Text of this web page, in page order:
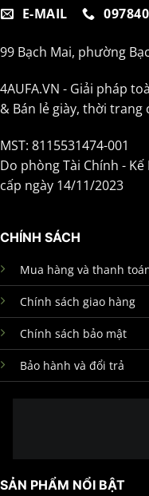
E-MAIL
99 Bạch Mai, phường
4AUFA.VN - Giải pháp
& Bán lẻ giày, thời trang
MST: 8115531474-001
Do phòng Tài Chính -
cấp ngày 14/11/2023
CHÍNH SÁCH
Mua hàng và thanh
Chính sách giao hàng
Chính sách bảo mật
Bảo hành và đổi trả
SẢN PHẨM NỔI BẬT